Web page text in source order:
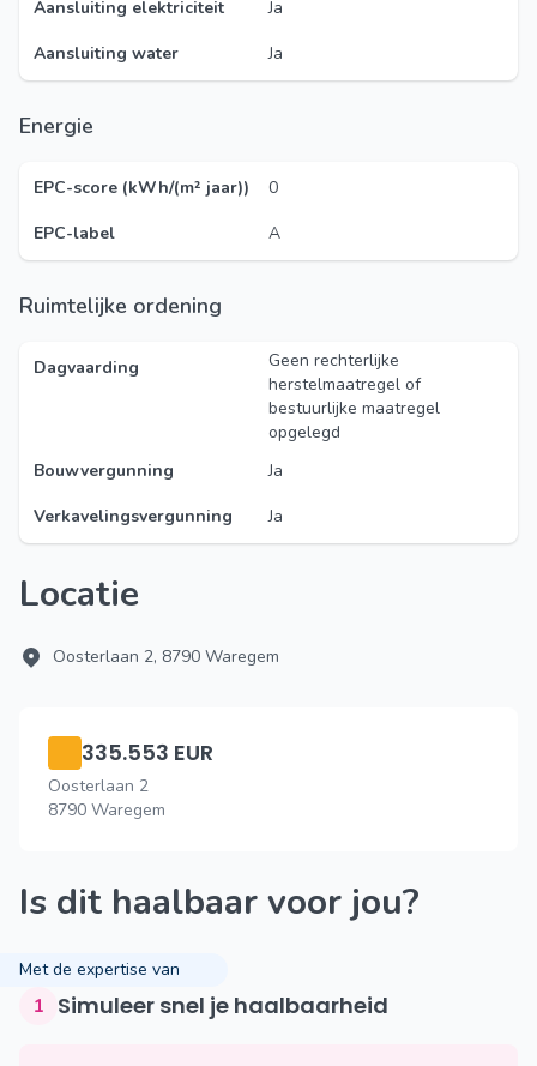
Aansluiting elektriciteit
Ja
Aansluiting water
Ja
Energie
EPC-score (kWh/(m² jaar))
0
EPC-label
A
Ruimtelijke ordening
Dagvaarding
Geen rechterlijke
herstelmaatregel of
bestuurlijke maatregel
opgelegd
Bouwvergunning
Ja
Verkavelingsvergunning
Ja
Locatie
Oosterlaan 2, 8790 Waregem
335.553 EUR
Oosterlaan 2
8790 Waregem
Is dit haalbaar voor jou?
Met de expertise van
1 Simuleer snel je haalbaarheid